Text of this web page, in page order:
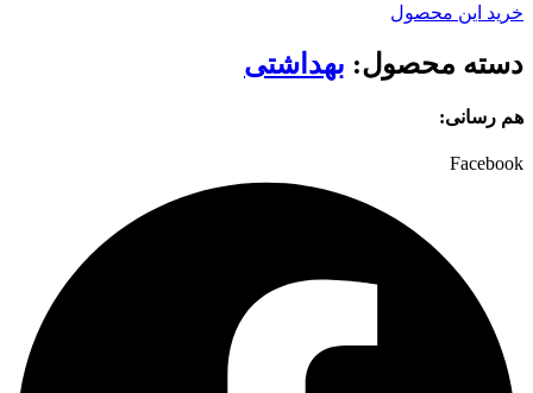
خرید این محصول
دسته محصول: بهداشتی
هم رسانی:
Facebook